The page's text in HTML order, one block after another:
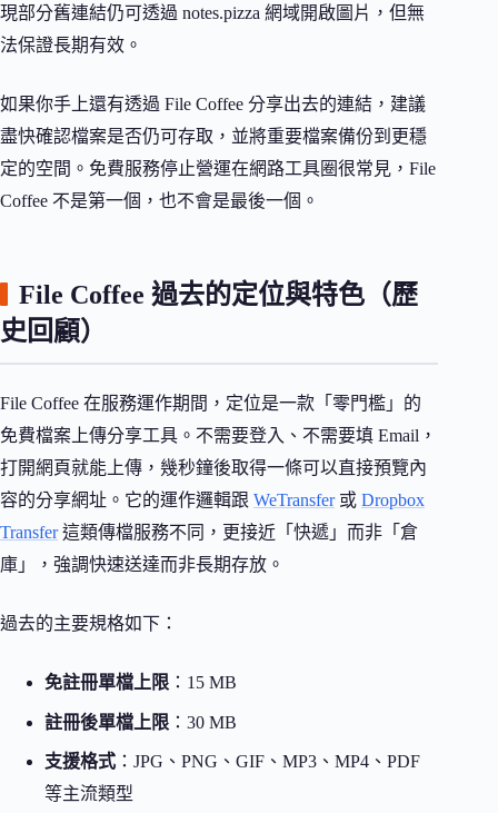
現部分舊連結仍可透過 notes.pizza 網域開啟圖片，但無
法保證長期有效。
如果你手上還有透過 File Coffee 分享出去的連結，建議
盡快確認檔案是否仍可存取，並將重要檔案備份到更穩
定的空間。免費服務停止營運在網路工具圈很常見，File
Coffee 不是第一個，也不會是最後一個。
File Coffee 過去的定位與特色（歷
史回顧）
File Coffee 在服務運作期間，定位是一款「零門檻」的
免費檔案上傳分享工具。不需要登入、不需要填 Email，
打開網頁就能上傳，幾秒鐘後取得一條可以直接預覽內
容的分享網址。它的運作邏輯跟 WeTransfer或 Dropbox
Transfer這類傳檔服務不同，更接近「快遞」而非「倉
庫」，強調快速送達而非長期存放。
過去的主要規格如下：
免註冊單檔上限 ：15 MB
註冊後單檔上限 ：30 MB
支援格式 ：JPG、PNG、GIF、MP3、MP4、PDF
等主流類型